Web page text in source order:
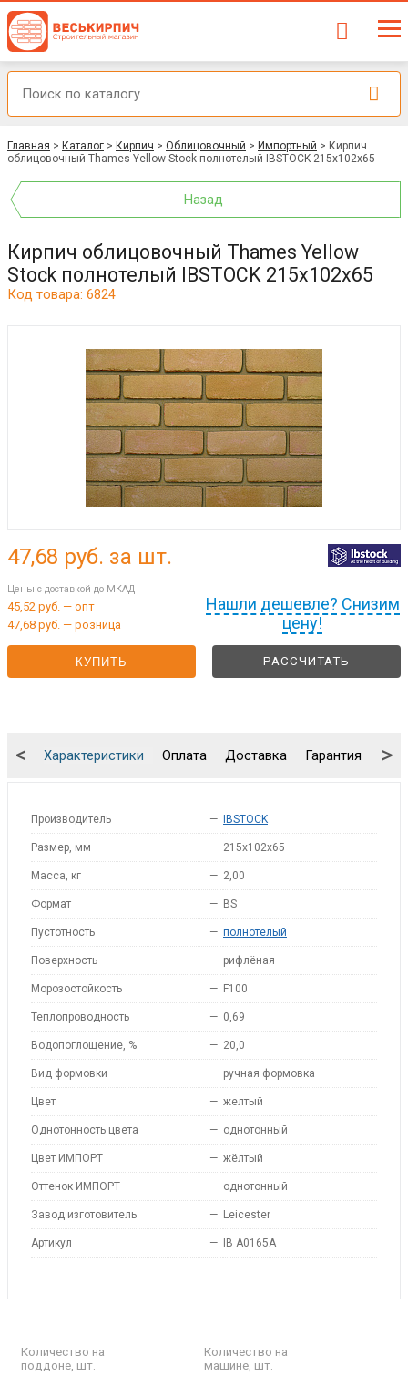
Главная > Каталог > Кирпич > Облицовочный > Импортный > Кирпич
облицовочный Thames Yellow Stock полнотелый IBSTOCK 215x102x65
Назад
Кирпич облицовочный Thames Yellow
Stock полнотелый IBSTOCK 215x102x65
Код товара: 6824
Нашли дешевле? Снизим
цену!
47,68 руб. за шт.
Цены с доставкой до МКАД
45,52 руб. — опт
47,68 руб. — розница
КУПИТЬ РАССЧИТАТЬ
Характеристики Оплата Доставка Гарантия
< >
Производитель — IBSTOCK
Размер, мм — 215x102x65
Масса, кг — 2,00
Формат — BS
Пустотность — полнотелый
Поверхность — рифлёная
Морозостойкость — F100
Теплопроводность — 0,69
Водопоглощение, % — 20,0
Вид формовки — ручная формовка
Цвет — желтый
Однотонность цвета — однотонный
Цвет ИМПОРТ — жёлтый
Оттенок ИМПОРТ — однотонный
Завод изготовитель — Leicester
Артикул — IB A0165A
Количество на
поддоне, шт.
Количество на
машине, шт.